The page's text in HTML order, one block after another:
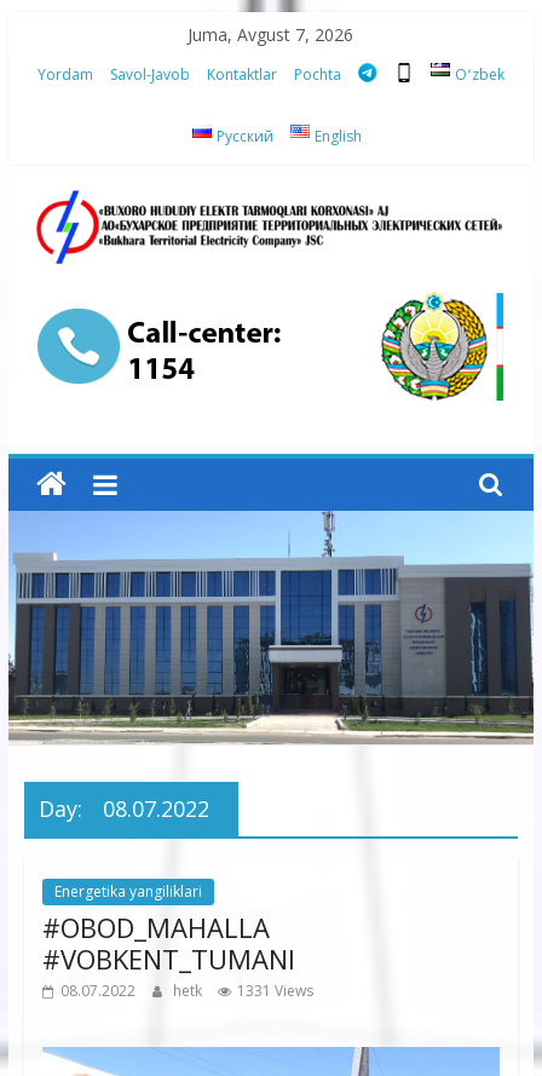
content
Juma, Avgust 7, 2026
Yordam Savol-Javob Kontaktlar Pochta Oʻzbek
Русский English
“Buxoro
hududiy
elektr
tarmoqlari
korxonasi”
AJ
“Buxoro
hududiy
korxonasi”
Day: 08.07.2022
Energetika yangiliklari
#OBOD_MAHALLA
#VOBKENT_TUMANI
08.07.2022 hetk 1331 Views